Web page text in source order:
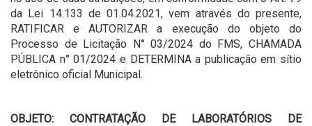
da Lei 14.133 de 01.04.2021, vem através do presente,
RATIFICAR e AUTORIZAR a execução do objeto do
Processo de Licitação N° 03/2024 do FMS, CHAMADA
PÚBLICA n° 01/2024 e DETERMINA a publicação em sítio
eletrônico oficial Municipal.
OBJETO:
CONTRATAÇÃO DE LABORATÓRIOS DE